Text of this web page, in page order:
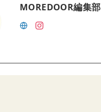
MOREDOOR編集部